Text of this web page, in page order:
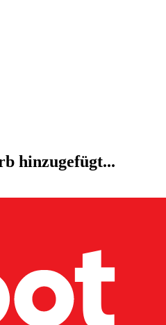
hinzugefügt...